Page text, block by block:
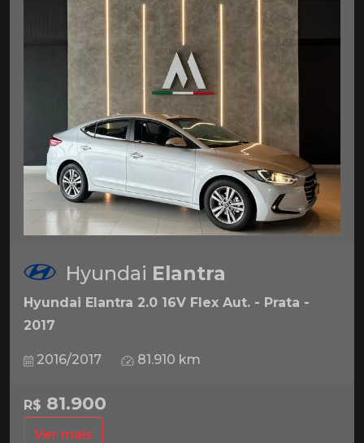
Hyundai Elantra
Hyundai Elantra 2.0 16V Flex Aut. - Prata -
2017
2016/2017 81.910 km
R$ 81.900
Ver mais